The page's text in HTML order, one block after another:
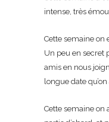
intense, très
Cette semaine on
Un peu en secret
amis en nous
longue date
Cette semaine on